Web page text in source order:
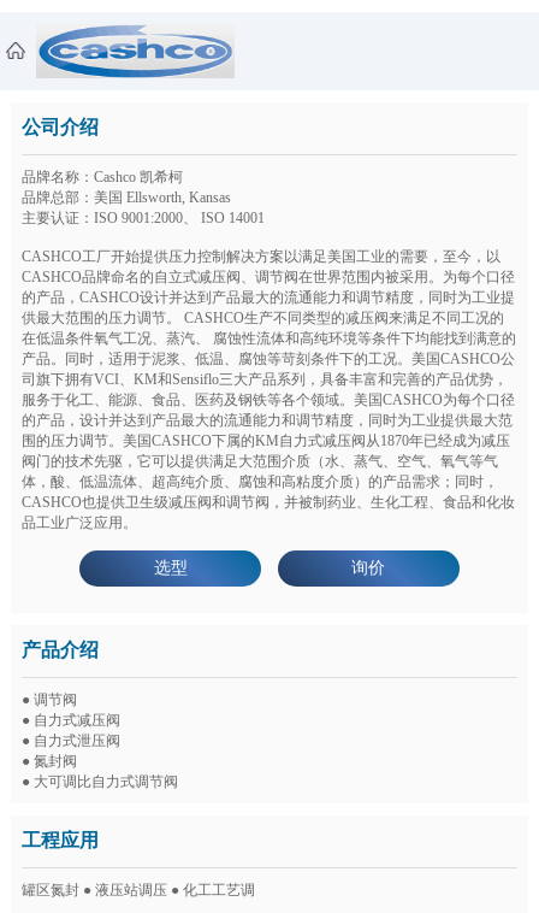
公司介绍
品牌名称：Cashco 凯希柯
品牌总部：美国 Ellsworth, Kansas
主要认证：ISO 9001:2000、 ISO 14001
CASHCO工厂开始提供压力控制解决方案以满足美国工业的需要，至今，以
CASHCO品牌命名的自立式减压阀、调节阀在世界范围内被采用。为每个口径
的产品，CASHCO设计并达到产品最大的流通能力和调节精度，同时为工业提
供最大范围的压力调节。 CASHCO生产不同类型的减压阀来满足不同工况的
在低温条件氧气工况、蒸汽、 腐蚀性流体和高纯环境等条件下均能找到满意的
产品。同时，适用于泥浆、低温、腐蚀等苛刻条件下的工况。美国CASHCO公
司旗下拥有VCI、KM和Sensiflo三大产品系列，具备丰富和完善的产品优势，
服务于化工、能源、食品、医药及钢铁等各个领域。美国CASHCO为每个口径
的产品，设计并达到产品最大的流通能力和调节精度，同时为工业提供最大范
围的压力调节。美国CASHCO下属的KM自力式减压阀从1870年已经成为减压
阀门的技术先驱，它可以提供满足大范围介质（水、蒸气、空气、氧气等气
体，酸、低温流体、超高纯介质、腐蚀和高粘度介质）的产品需求；同时，
CASHCO也提供卫生级减压阀和调节阀，并被制药业、生化工程、食品和化妆
品工业广泛应用。
选型 询价
产品介绍
● 调节阀
● 自力式减压阀
● 自力式泄压阀
● 氮封阀
● 大可调比自力式调节阀
工程应用
罐区氮封 ● 液压站调压 ● 化工工艺调